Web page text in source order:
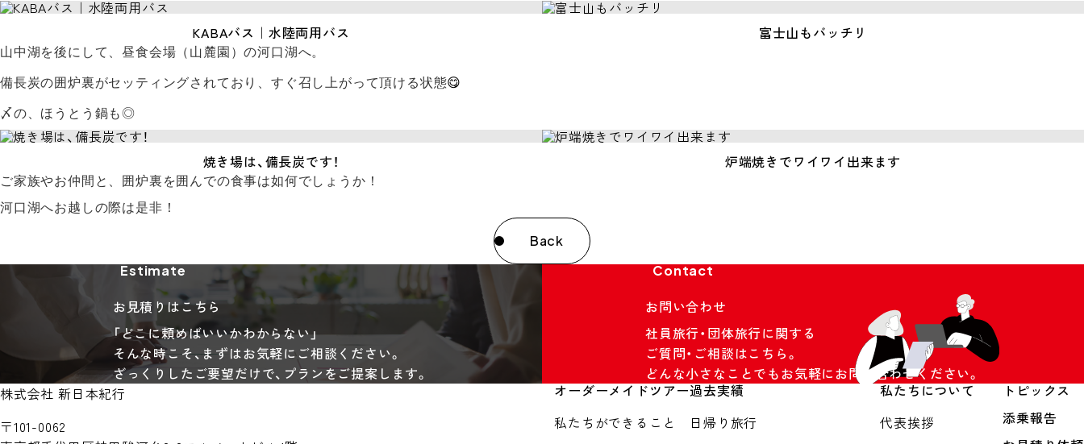
旅行業登録票
KABAバス｜水陸両用バス 富士山もバッチリ
山中湖を後にして、昼食会場（山麓園）の河口湖へ。
備長炭の囲炉裏がセッティングされており、すぐ召し上がって頂ける状態😋
〆の、ほうとう鍋も◎
焼き場は、備長炭です！ 炉端焼きでワイワイ出来ます
ご家族やお仲間と、囲炉裏を囲んでの食事は如何でしょうか！
河口湖へお越しの際は是非！
Back
Estimate
お見積りはこちら
「どこに頼めばいいかわからない」
そんな時こそ、まずはお気軽にご相談ください。
ざっくりしたご要望だけで、プランをご提案します。
Contact
お問い合わせ
社員旅行・団体旅行に関する
ご質問・ご相談はこちら。
どんな小さなことでもお気軽にお問い合わせください。
株式会社 新日本紀行
〒101-0062
オーダーメイドツアー
私たちができること
過去実績
日帰り旅行
私たちについて
代表挨拶
トピックス
添乗報告